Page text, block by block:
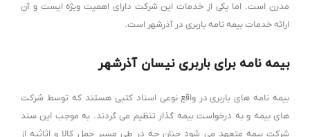
مدرن است. اما یکی از خدمات این شرکت دارای اهمیت ویژه ایست و آن
ارائه خدمات بیمه نامه باربری در آذرشهر است.
بیمه نامه برای باربری نیسان آذرشهر
بیمه نامه های باربری در واقع نوعی اسناد کتبی هستند که توسط شرکت
های بیمه و به درخواست بیمه گذار تنظیم می گردند. به موجب این سند
شرکت بیمه متعهد می شود چنان چه در طی مسیر حمل کالا و اثاثیه از